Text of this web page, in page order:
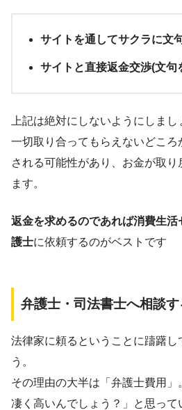
サイトを通してサクラに文
サイトと直接返金交渉(文句
上記は絶対にしないようにしまし
一切取り合ってもらえないどころ
される可能性があり、お金が取り
ます。
返金を求めるのであれば消費生
護士に依頼するのがベストです
弁護士・司法書士へ相談す
法律家に頼るということに躊躇し
う。
その理由の大半は「弁護士費用
凄く高いんでしょう？」と思っ